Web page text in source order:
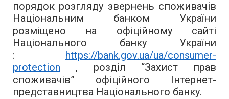
порядок розгляду звернень споживачів
Національним банком України
розміщено на офіційному сайті
Національного банку України
: https://bank.gov.ua/ua/consumer-
protection , розділ “Захист прав
споживачів” офіційного Інтернет-
представництва Національного банку.